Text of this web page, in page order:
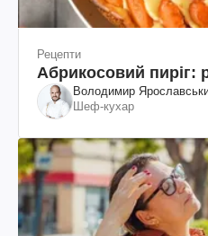
Рецепти
Абрикосовий пиріг:
Володимир
Шеф-кухар